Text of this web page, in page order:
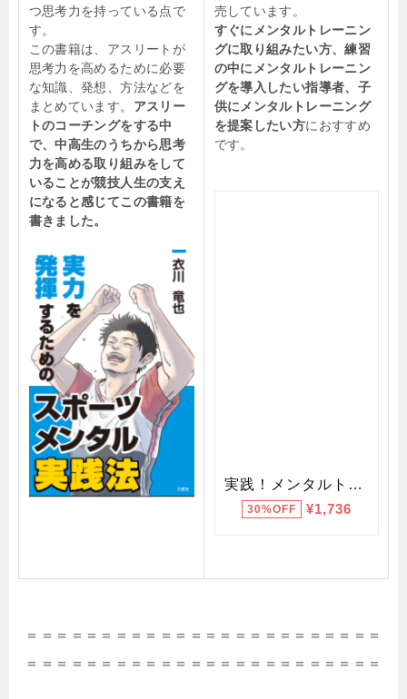
つ思考力を持っている点で
す。
この書籍は、アスリートが
思考力を高めるために必要
な知識、発想、方法などを
まとめています。 アスリー
トのコーチングをする中
で、中高生のうちから思考
力を高める取り組みをして
いることが競技人生の支え
になると感じてこの書籍を
書きました。
売しています。
すぐにメンタルトレーニン
グに取り組みたい方、練習
の中にメンタルトレーニン
グを導入したい指導者、子
供にメンタルトレーニング
を提案したい方におすすめ
です。
＝＝＝＝＝＝＝＝＝＝＝＝＝＝＝＝＝＝＝＝＝＝＝＝
＝＝＝＝＝＝＝＝＝＝＝＝＝＝＝＝＝＝＝＝＝＝＝＝